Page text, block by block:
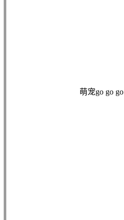
萌宠go go go